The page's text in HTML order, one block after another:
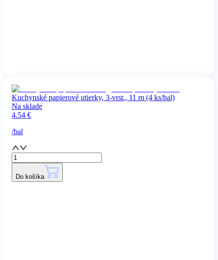
Kuchynské papierové utierky, 3-vrst., 11 m (4 ks/bal)
Na sklade
4.54 €
/bal
Do košíka